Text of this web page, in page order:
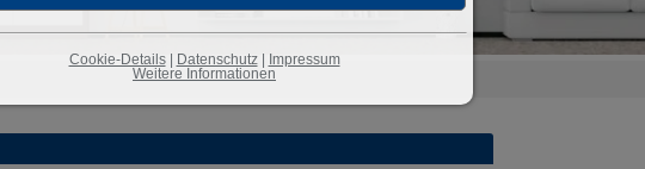
Cookie-Details| Datenschutz| Impressum
Weitere Informationen